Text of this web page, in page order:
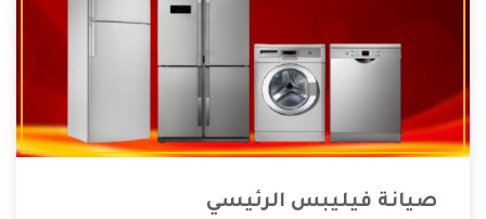
صيانة فيليبس الرئيسي